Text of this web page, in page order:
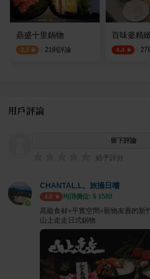
鼎盛十里鍋物
3.3 · 21則評論
百味釜精
4.4 · 27
用戶評論
留下評論
給予評分
CHANTAL.L。旅攝日嚐
4.0 均消價位: $ 1580
高級食材×平實空間×寵物友善的新
山上走走日式鍋物